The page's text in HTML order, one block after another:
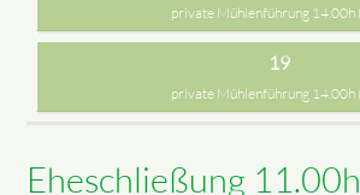
private Mühlenführung 14.00h
19
private Mühlenführung 14.00h
Eheschließung 11.00h